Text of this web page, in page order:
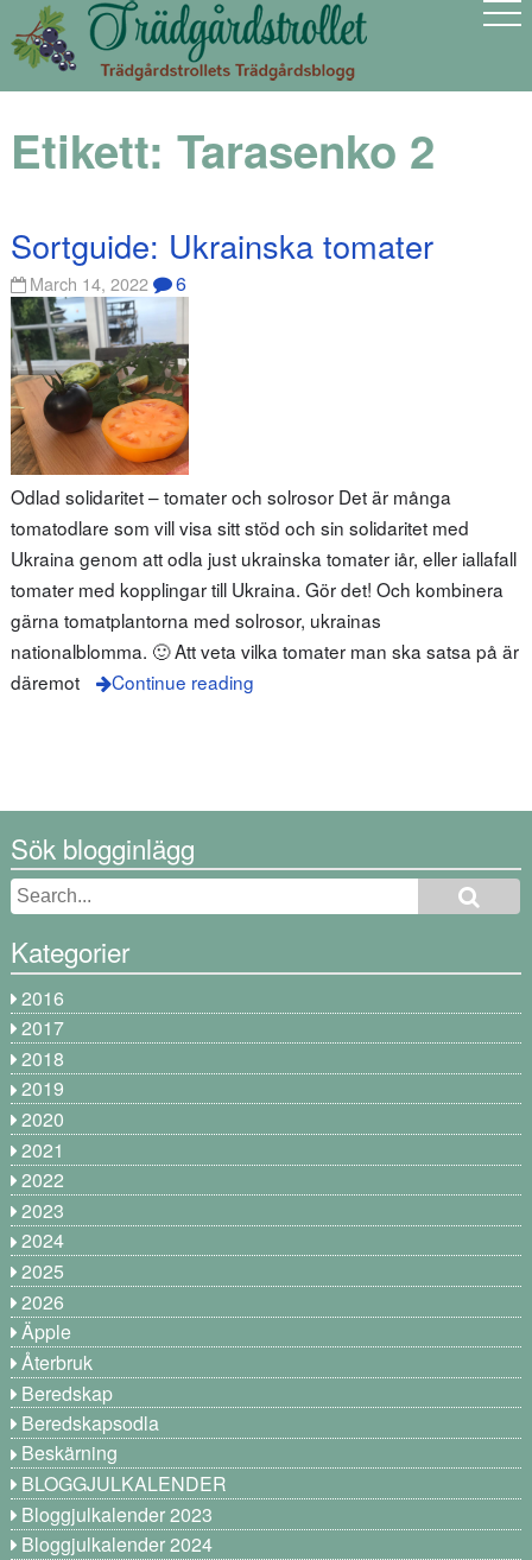
Etikett: Tarasenko 2
Sortguide: Ukrainska tomater
March 14, 2022 6
Odlad solidaritet – tomater och solrosor Det är många
tomatodlare som vill visa sitt stöd och sin solidaritet med
Ukraina genom att odla just ukrainska tomater iår, eller iallafall
tomater med kopplingar till Ukraina. Gör det! Och kombinera
gärna tomatplantorna med solrosor, ukrainas
nationalblomma. 🙂 Att veta vilka tomater man ska satsa på är
däremot
Continue reading
Sök blogginlägg
Kategorier
2016
2017
2018
2019
2020
2021
2022
2023
2024
2025
2026
Äpple
Återbruk
Beredskap
Beredskapsodla
Beskärning
BLOGGJULKALENDER
Bloggjulkalender 2023
Bloggjulkalender 2024